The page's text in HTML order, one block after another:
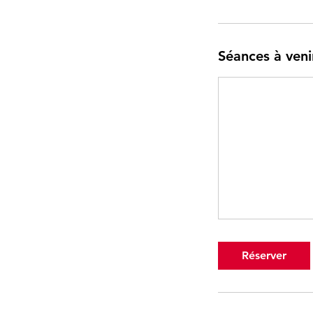
Séances à
Réserver